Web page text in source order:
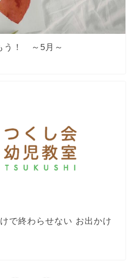
う！ ～5月～
で終わらせない お出かけ